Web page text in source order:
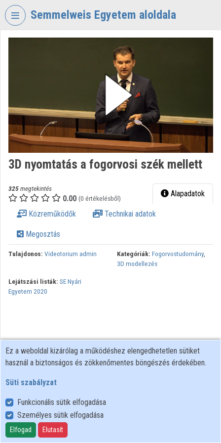
Fejléc kihagyása
Semmelweis Egyetem aloldala
Bejelentkezés
Intézményi felfedezés
Kategóriák
Intézményi listák
Intézmények
Közreműködők
3D nyomtatás a fogorvosi szék mellett
325megtekintés
0.00 (0 értékelésből) Alapadatok
Közreműködők Technikai adatok
Megosztás
Tulajdonos: Videotorium admin Kategóriák: Fogorvostudomány,
3D modellezés
Lejátszási listák: SE Nyári
Egyetem 2020
Felhasználói szabályzat
Adatkezelési tájékoztató
Süti szabályzat
Ez a weboldal kizárólag a működéshez elengedhetetlen sütiket
használ a biztonságos és zökkenőmentes böngészés érdekében.
Süti szabályzat
Funkcionális sütik elfogadása
Személyes sütik elfogadása
Elfogad Elutasít